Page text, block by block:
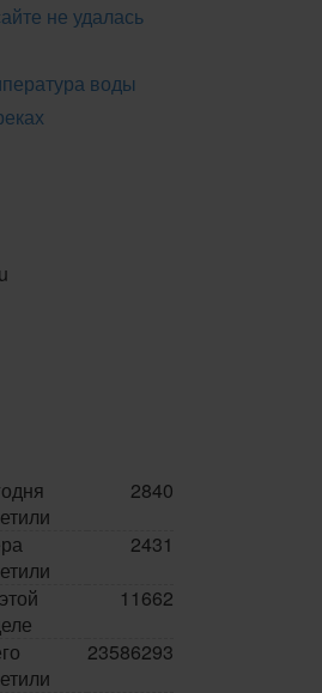
не удалась
воды
2840
2431
11662
23586293